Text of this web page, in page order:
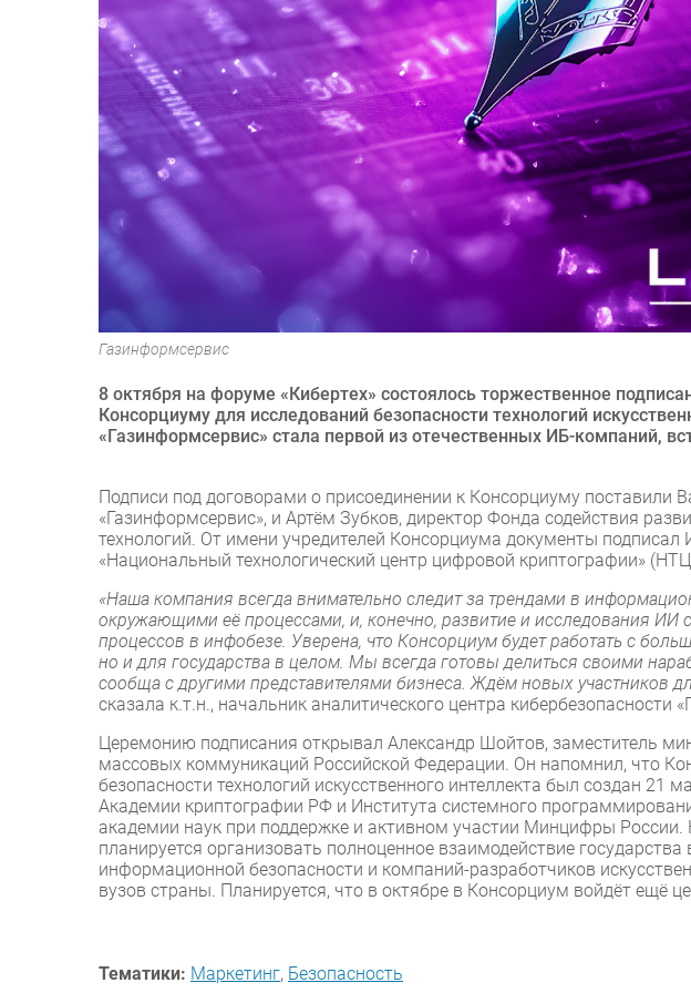
Газинформсервис
8 октября на форуме «Кибертех» состоялось торжественное
Консорциуму для исследований безопасности технологий
«Газинформсервис» стала первой из отечественных ИБ-компаний,
Подписи под договорами о присоединении к Консорциуму поставили
«Газинформсервис», и Артём Зубков, директор Фонда содействия
технологий. От имени учредителей Консорциума документы подписал
«Национальный технологический центр цифровой криптографии»
«Наша компания всегда внимательно следит за трендами в
окружающими её процессами, и, конечно, развитие и исследования ИИ
процессов в инфобезе. Уверена, что Консорциум будет работать с
но и для государства в целом. Мы всегда готовы делиться своими
сообща с другими представителями бизнеса. Ждём новых участников
сказала к.т.н., начальник аналитического центра кибербезопасности
Церемонию подписания открывал Александр Шойтов, заместитель
массовых коммуникаций Российской Федерации. Он напомнил, что
безопасности технологий искусственного интеллекта был создан 21
Академии криптографии РФ и Института системного
академии наук при поддержке и активном участии Минцифры России.
планируется организовать полноценное взаимодействие
информационной безопасности и компаний-разработчиков
вузов страны. Планируется, что в октябре в Консорциум войдёт ещё
Тематики: Маркетинг, Безопасность